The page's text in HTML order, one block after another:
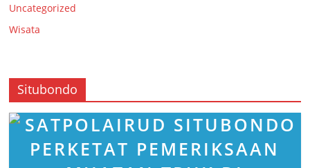
Uncategorized
Wisata
Situbondo